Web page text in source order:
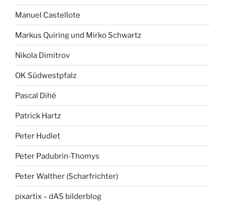
Manuel Castellote
Markus Quiring und Mirko Schwartz
Nikola Dimitrov
OK Südwestpfalz
Pascal Dihé
Patrick Hartz
Peter Hudlet
Peter Padubrin-Thomys
Peter Walther (Scharfrichter)
pixartix – dAS bilderblog